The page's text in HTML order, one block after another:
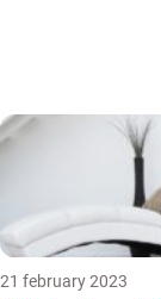
21 february 2023